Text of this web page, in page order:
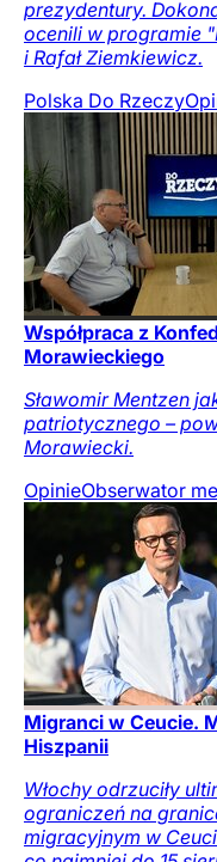
prezydentury.
ocenili w programie
i Rafał Ziemkiewicz.
Polska Do Rzeczy
Współpraca z
Morawieckiego
Sławomir Mentzen
patriotycznego –
Morawiecki.
OpinieObserwator
Migranci w Ceucie.
Hiszpanii
Włochy odrzuciły
ograniczeń na
migracyjnym w